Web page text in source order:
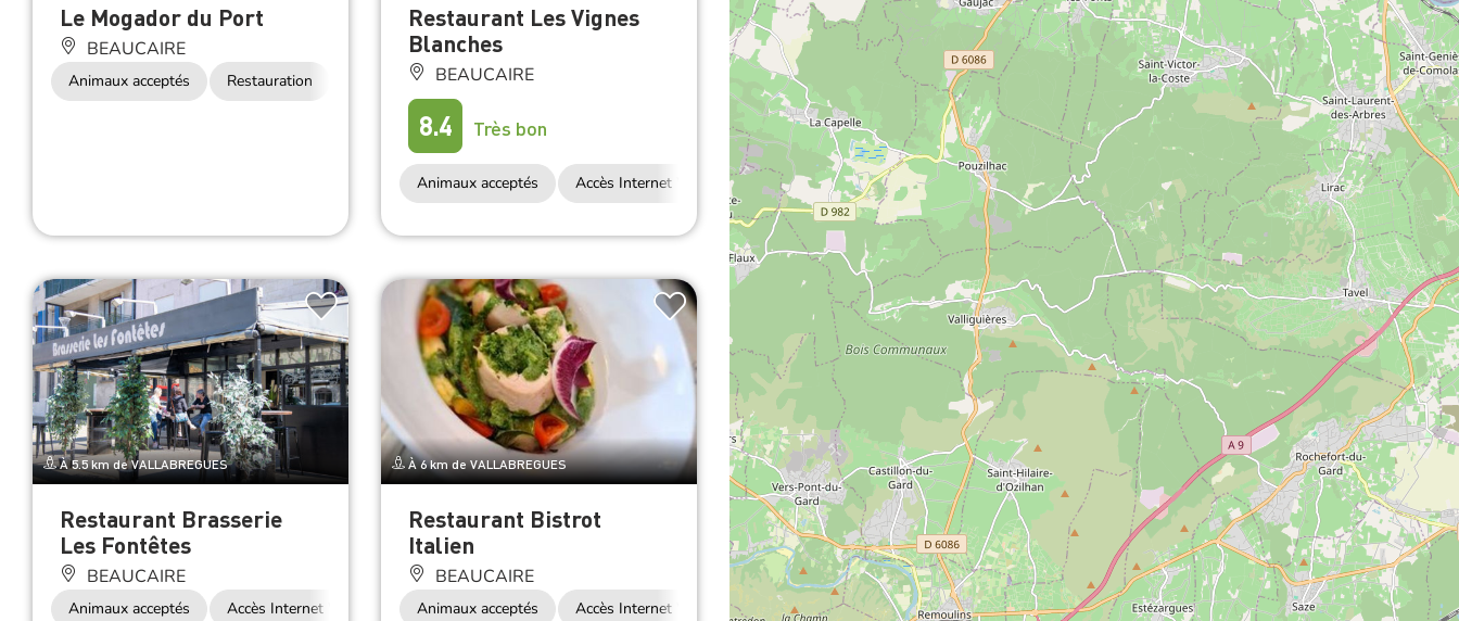
Le Mogador du Port
BEAUCAIRE
Animaux acceptés Restauration
Restaurant Les Vignes
Blanches
BEAUCAIRE
8.4 Très bon
Animaux acceptés Accès Internet Wifi Restauration
À 5.5 km de VALLABREGUES
Restaurant Brasserie
Les Fontêtes
BEAUCAIRE
Animaux acceptés Accès Internet Wifi Restauration
À 6 km de VALLABREGUES
Restaurant Bistrot
Italien
BEAUCAIRE
Animaux acceptés Accès Internet Wifi Restauration